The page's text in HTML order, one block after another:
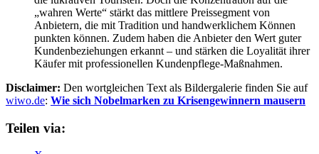
„wahren Werte“ stärkt das mittlere Preissegment von
Anbietern, die mit Tradition und handwerklichem Können
punkten können. Zudem haben die Anbieter den Wert guter
Kundenbeziehungen erkannt – und stärken die Loyalität ihrer
Käufer mit professionellen Kundenpflege-Maßnahmen.
Disclaimer: Den wortgleichen Text als Bildergalerie finden Sie auf
wiwo.de: Wie sich Nobelmarken zu Krisengewinnern mausern
Teilen via: